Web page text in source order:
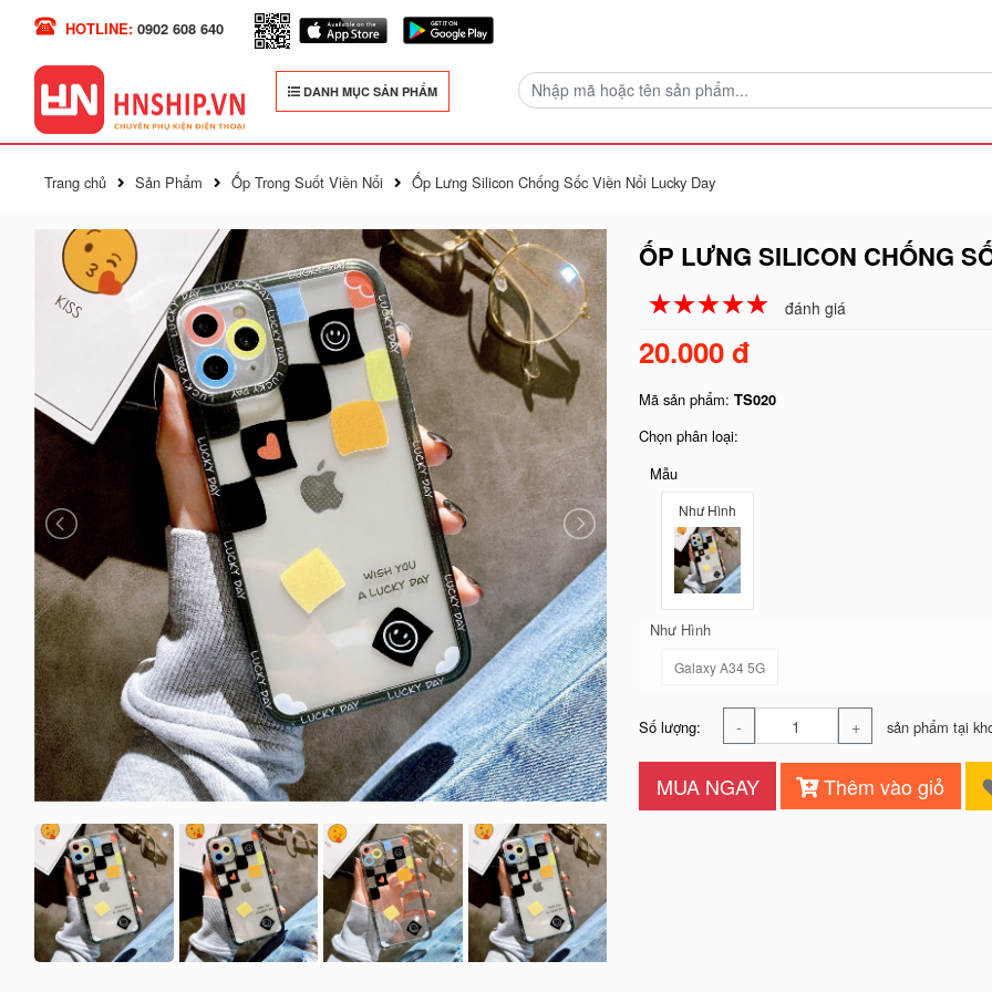
HOTLINE: 0902 608 640
DANH MỤC SẢN PHẨM
Trang chủ Sản Phẩm Ốp Trong Suốt Viền Nổi Ốp Lưng Silicon Chống Sốc Viền Nổi Lucky Day
ỐP LƯNG SILICON CHỐNG
☆☆☆☆☆
★★★★★ đánh giá
20.000 đ
Mã sản phẩm:TS020
Chọn phân loại:
Mẫu
Như Hình
Như Hình
Galaxy A34 5G
Số lượng: - + sản phẩm tại
MUA NGAY Thêm vào giỏ